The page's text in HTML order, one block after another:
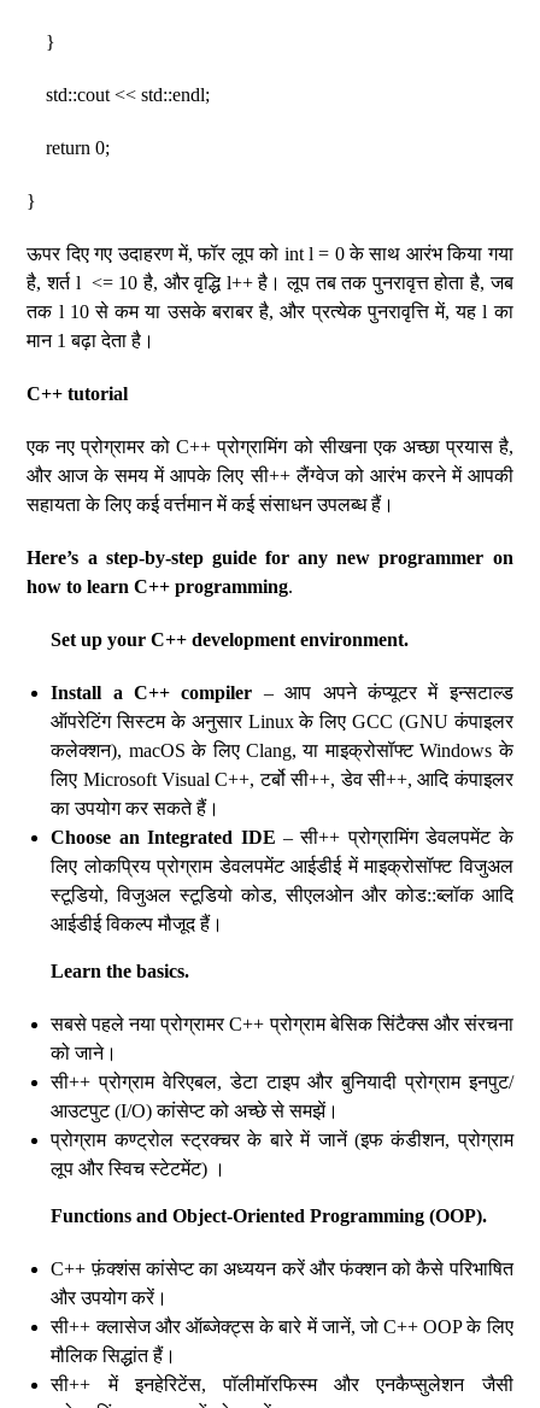
}
std::cout << std::endl;
return 0;
}
ऊपर दिए गए उदाहरण में, फॉर लूप को int l = 0 के साथ आरंभ किया गया
है, शर्त l <= 10 है, और वृद्धि l++ है। लूप तब तक पुनरावृत्त होता है, जब
तक l 10 से कम या उसके बराबर है, और प्रत्येक पुनरावृत्ति में, यह l का
मान 1 बढ़ा देता है।
C++ tutorial
एक नए प्रोग्रामर को C++ प्रोग्रामिंग को सीखना एक अच्छा प्रयास है,
और आज के समय में आपके लिए सी++ लैंग्वेज को आरंभ करने में आपकी
सहायता के लिए कई वर्त्तमान में कई संसाधन उपलब्ध हैं।
Here’s a step-by-step guide for any new programmer on
how to learn C++ programming.
Set up your C++ development environment.
Install a C++ compiler – आप अपने कंप्यूटर में इन्सटाल्ड
ऑपरेटिंग सिस्टम के अनुसार Linux के लिए GCC (GNU कंपाइलर
कलेक्शन), macOS के लिए Clang, या माइक्रोसॉफ्ट Windows के
लिए Microsoft Visual C++, टर्बो सी++, डेव सी++, आदि कंपाइलर
का उपयोग कर सकते हैं।
Choose an Integrated IDE – सी++ प्रोग्रामिंग डेवलपमेंट के
लिए लोकप्रिय प्रोग्राम डेवलपमेंट आईडीई में माइक्रोसॉफ्ट विजुअल
स्टूडियो, विजुअल स्टूडियो कोड, सीएलओन और कोड::ब्लॉक आदि
आईडीई विकल्प मौजूद हैं।
Learn the basics.
सबसे पहले नया प्रोग्रामर C++ प्रोग्राम बेसिक सिंटैक्स और संरचना
को जाने।
सी++ प्रोग्राम वेरिएबल, डेटा टाइप और बुनियादी प्रोग्राम इनपुट/
आउटपुट (I/O) कांसेप्ट को अच्छे से समझें।
प्रोग्राम कण्ट्रोल स्ट्रक्चर के बारे में जानें (इफ कंडीशन, प्रोग्राम
लूप और स्विच स्टेटमेंट) ।
Functions and Object-Oriented Programming (OOP).
C++ फ़ंक्शंस कांसेप्ट का अध्ययन करें और फंक्शन को कैसे परिभाषित
और उपयोग करें।
सी++ क्लासेज और ऑब्जेक्ट्स के बारे में जानें, जो C++ OOP के लिए
मौलिक सिद्धांत हैं।
सी++ में इनहेरिटेंस, पॉलीमॉरफिस्म और एनकैप्सुलेशन जैसी